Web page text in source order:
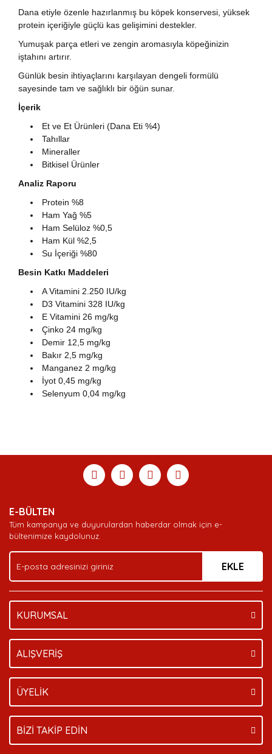
Dana etiyle özenle hazırlanmış bu köpek konservesi, yüksek
protein içeriğiyle güçlü kas gelişimini destekler.
Yumuşak parça etleri ve zengin aromasıyla köpeğinizin
iştahını artırır.
Günlük besin ihtiyaçlarını karşılayan dengeli formülü
sayesinde tam ve sağlıklı bir öğün sunar.
İçerik
Et ve Et Ürünleri (Dana Eti %4)
Tahıllar
Mineraller
Bitkisel Ürünler
Analiz Raporu
Protein %8
Ham Yağ %5
Ham Selüloz %0,5
Ham Kül %2,5
Su İçeriği %80
Besin Katkı Maddeleri
A Vitamini 2.250 IU/kg
D3 Vitamini 328 IU/kg
E Vitamini 26 mg/kg
Çinko 24 mg/kg
Demir 12,5 mg/kg
Bakır 2,5 mg/kg
Manganez 2 mg/kg
İyot 0,45 mg/kg
Selenyum 0,04 mg/kg
Yorum Yaz
Soru Sor
formunu kullanarak tarafımıza iletebilirsiniz.
Görüş ve önerileriniz için teşekkür ederiz.
Ürün açıklamasında eksik bilgiler bulunuyor.
Ürün bilgilerinde hatalar bulunuyor.
Bu ürüne benzer farklı alternatifler olmalı.
Deneyimini Paylaş
E-BÜLTEN
Tüm kampanya ve duyurulardan haberdar olmak için e-
bültenimize kaydolunuz.
EKLE
KURUMSAL
ALIŞVERİŞ
ÜYELİK
BİZİ TAKİP EDİN